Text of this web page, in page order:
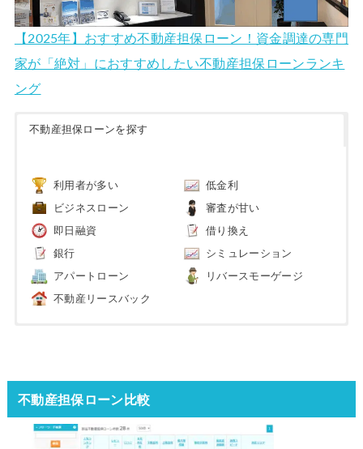
【2025年】おすすめ不動産担保ローン！資金調達の専門
家が「絶対」におすすめしたい不動産担保ローンランキ
ング
不動産担保ローンを探す
利用者が多い 低金利
ビジネスローン 審査が甘い
即日融資 借り換え
銀行 シミュレーション
アパートローン リバースモーゲージ
不動産リースバック
不動産担保ローン比較